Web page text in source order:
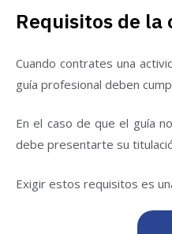
Requisitos de
Cuando contrates una
guía profesional deben
En el caso de que el guía
debe presentarte su
Exigir estos requisitos es